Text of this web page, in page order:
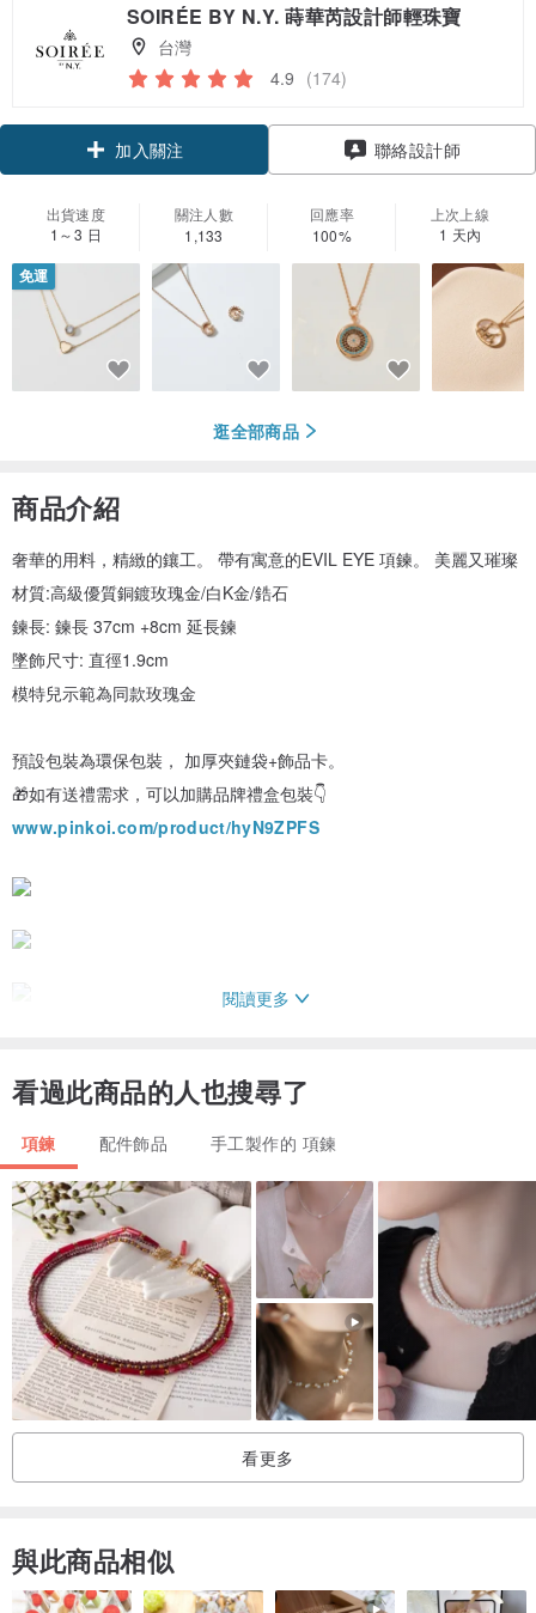
SOIRÉE BY N.Y. 蒔華芮設計師輕珠寶
台灣
4.9 (174)
加入關注
聯絡設計師
出貨速度
1～3 日
關注人數
1,133
回應率
100%
上次上線
1 天內
免運
逛全部商品
商品介紹
奢華的用料，精緻的鑲工。 帶有寓意的EVIL EYE 項鍊。 美麗又璀璨
材質:高級優質銅鍍玫瑰金/白K金/鋯石
鍊長: 鍊長 37cm +8cm 延長鍊
墜飾尺寸: 直徑1.9cm
模特兒示範為同款玫瑰金
預設包裝為環保包裝， 加厚夾鏈袋+飾品卡。
🎁如有送禮需求，可以加購品牌禮盒包裝👇
www.pinkoi.com/product/hyN9ZPFS
閱讀更多
看過此商品的人也搜尋了
項鍊 配件飾品 手工製作的 項鍊
看更多
與此商品相似